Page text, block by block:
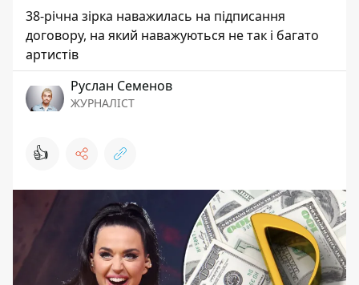
38-річна зірка наважилась на підписання
договору, на який наважуються не так і багато
артистів
Руслан Семенов
ЖУРНАЛІСТ
👍